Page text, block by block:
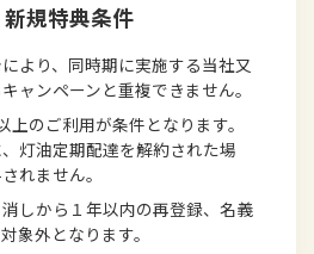
規特典条件
より、同時期に実施する当社又
ャンペーンと重複できません。
のご利用が条件となります。
灯油定期配達を解約された場
れません。
しから１年以内の再登録、名義
象外となります。